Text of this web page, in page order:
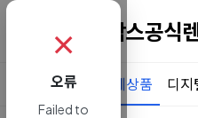
전체상품 디
✗
오류
Failed to